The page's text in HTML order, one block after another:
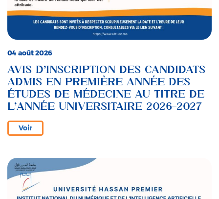
04 août 2026
AVIS D’INSCRIPTION DES CANDIDATS
ADMIS EN PREMIÈRE ANNÉE DES
ÉTUDES DE MÉDECINE AU TITRE DE
L’ANNÉE UNIVERSITAIRE 2026-2027
Voir